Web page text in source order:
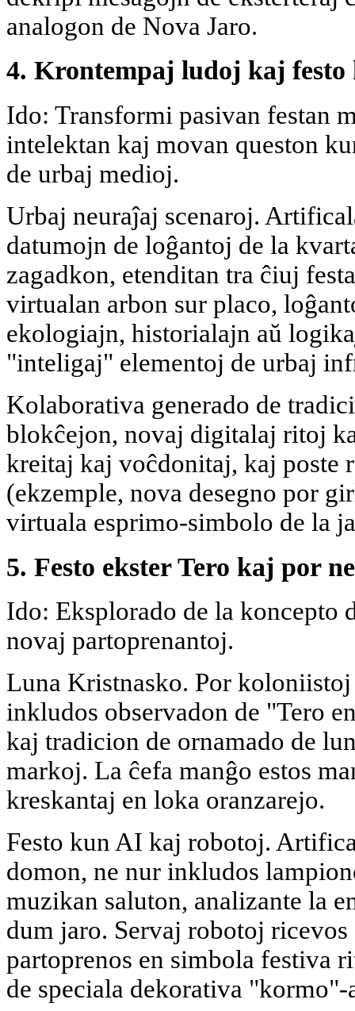
analogon de Nova Jaro.
4. Krontempaj ludoj kaj festo
Ido: Transformi pasivan festan
intelektan kaj movan queston
de urbaj medioj.
Urbaj neuraĵaj scenaroj.
datumojn de loĝantoj de la
zagadkon, etenditan tra ĉiuj
virtualan arbon sur placo,
ekologiajn, historialajn aŭ
"inteligaj" elementoj de urbaj
Kolaborativa generado de
blokĉejon, novaj digitalaj ritoj
kreitaj kaj voĉdonitaj, kaj poste
(ekzemple, nova desegno por
virtuala esprimo-simbolo de la
5. Festo ekster Tero kaj por
Ido: Eksplorado de la koncepto
novaj partoprenantoj.
Luna Kristnasko. Por
inkludos observadon de "Tero
kaj tradicion de ornamado de
markoj. La ĉefa manĝo estos
kreskantaj en loka oranzarejo.
Festo kun AI kaj robotoj.
domon, ne nur inkludos
muzikan saluton, analizante la
dum jaro. Servaj robotoj
partoprenos en simbola festiva
de speciala dekorativa